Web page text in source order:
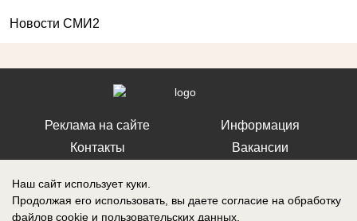
Новости СМИ2
Реклама на сайте
Контакты
Информация
Вакансии
Наш сайт использует куки.
Продолжая его использовать, вы даете согласие на обработку
файлов cookie и пользовательских данных.